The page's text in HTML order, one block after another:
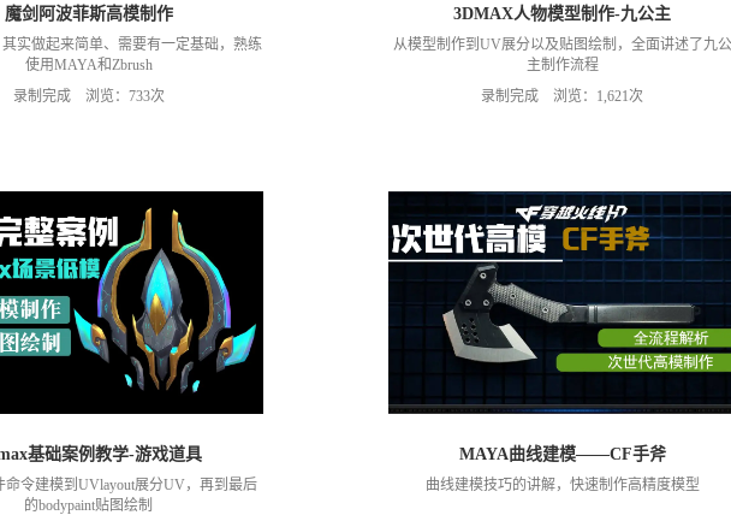
魔剑阿波菲斯高模制作
实做起来简单、需要有一定基础，熟练
使用MAYA和Zbrush
录制完成 浏览：733次
3DMAX人物模型制作-九公主
从模型制作到UV展分以及贴图绘制，全面讲述了九公
主制作流程
录制完成 浏览：1,621次
基础案例教学-游戏道具
命令建模到UVlayout展分UV，再到最后
的bodypaint贴图绘制
MAYA曲线建模——CF手斧
曲线建模技巧的讲解，快速制作高精度模型